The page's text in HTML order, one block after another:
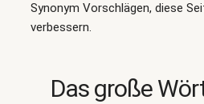
Synonym Vorschlägen, diese
verbessern.
Das große